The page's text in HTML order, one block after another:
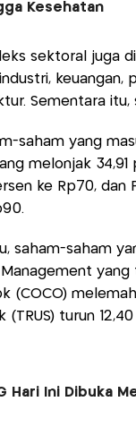
Kesehatan
sektoral juga
Sementara
saham yang
melonjak
ke Rp70, dan
saham-saham
yang
(COCO)
(TRUS) turun
Hari Ini Dibuka